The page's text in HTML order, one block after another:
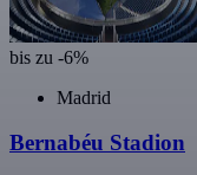
bis zu -6%
Madrid
Bernabéu Stadion